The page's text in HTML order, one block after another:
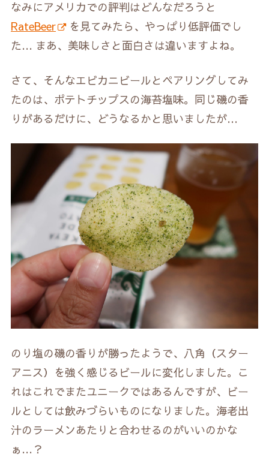
なみにアメリカでの評判はどんなだろうと
RateBeer
を見てみたら、やっぱり低評価でし
た… まあ、美味しさと面白さは違いますよね。
さて、そんなエビカニビールとペアリングしてみ
たのは、ポテトチップスの海苔塩味。同じ磯の香
りがあるだけに、どうなるかと思いましたが…
のり塩の磯の香りが勝ったようで、八角（スター
アニス）を強く感じるビールに変化しました。こ
れはこれでまたユニークではあるんですが、ビー
ルとしては飲みづらいものになりました。海老出
汁のラーメンあたりと合わせるのがいいのかな
ぁ…？